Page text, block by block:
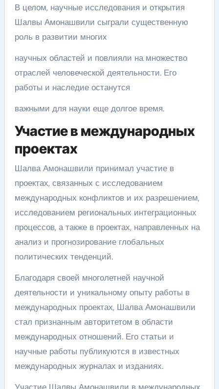
В целом, научные исследования и открытия
Шалвы Амонашвили сыграли существенную
роль в развитии многих
научных областей и повлияли на множество
отраслей человеческой деятельности. Его
работы и наследие останутся
важными для науки еще долгое время.
Участие в международных
проектах
Шалва Амонашвили принимал участие в
проектах, связанных с исследованием
международных конфликтов и их разрешением,
исследованием региональных интеграционных
процессов, а также в проектах, направленных на
анализ и прогнозирование глобальных
политических тенденций.
Благодаря своей многолетней научной
деятельности и уникальному опыту работы в
международных проектах, Шалва Амонашвили
стал признанным авторитетом в области
международных отношений. Его статьи и
научные работы публикуются в известных
международных журналах и изданиях.
Участие Шалвы Амонашвили в международных